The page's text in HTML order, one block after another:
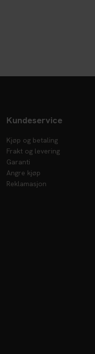
Kundeservice
Kjøp og betaling
Frakt og levering
Garanti
Angre kjøp
Reklamasjon